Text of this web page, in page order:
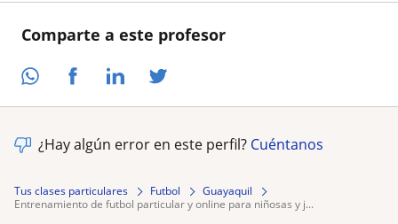
Comparte a este profesor
¿Hay algún error en este perfil? Cuéntanos
Tus clases particulares Futbol
Guayaquil
entrenamiento de futbol particular y online para niñosas y j...